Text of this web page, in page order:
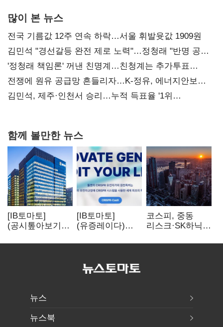
많이 본 뉴스
전국 기름값 12주 연속 하락…서울 휘발윳값 1909원
김민석 "경선갈등 완전 제로 노력"…정청래 "반명 공세
사과부터"
'정청래 책임론' 꺼낸 친명계…친청계는 추가투표
때리기
전쟁에 원유 공급망 흔들리자…K-정유, 에너지안보
핵심으로 재부상
김민석, 제주·인천서 승리…누적 득표율 '1위
함께 볼만한 뉴스
[IB토마토]
(공시톺아보기)
바로 매출로
[IB토마토]
(유증레이다)
3분의 1 토막…
비용부터 챙긴다
코스피, 중동
리스크·SK하닉
뒷걸음
뉴스
뉴스북